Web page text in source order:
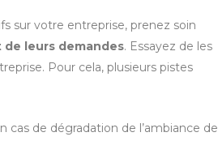
sur votre entreprise, prenez soin
de leurs demandes. Essayez de les
Pour cela, plusieurs pistes
cas de dégradation de l’ambiance de